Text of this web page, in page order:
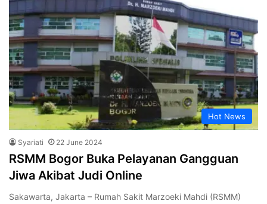
Hot News
Syariati 22 June 2024
RSMM Bogor Buka Pelayanan Gangguan
Jiwa Akibat Judi Online
Sakawarta, Jakarta – Rumah Sakit Marzoeki Mahdi (RSMM)